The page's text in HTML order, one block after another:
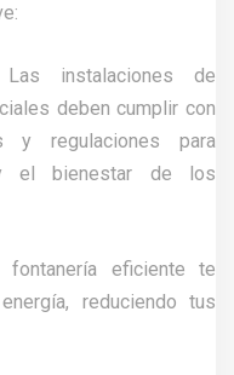
Las instalaciones de
deben cumplir con
y regulaciones para
el bienestar de los
eficiente te
reduciendo tus